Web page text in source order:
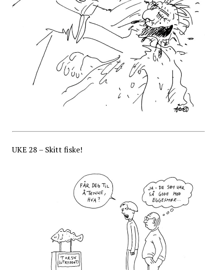
UKE 28 – Skitt fiske!